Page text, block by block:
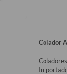
Colador
Coladores